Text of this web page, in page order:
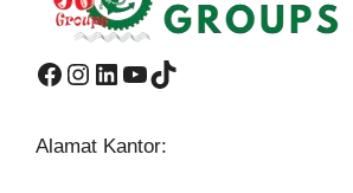
Facebook
Instagram
LinkedIn
YouTube
TikTok
Alamat Kantor: